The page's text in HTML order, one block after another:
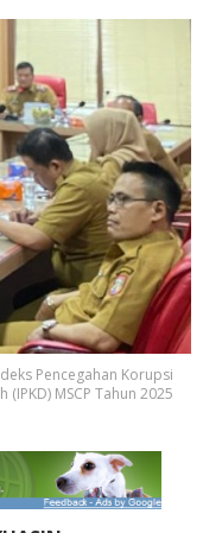
Pencegahan Korupsi
(IPKD) MSCP Tahun 2025